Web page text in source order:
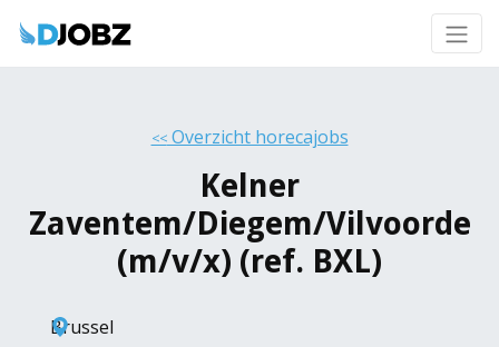
<<Overzicht horecajobs
Kelner
Zaventem/Diegem/Vilvoorde
(m/v/x) (ref. BXL)
Brussel